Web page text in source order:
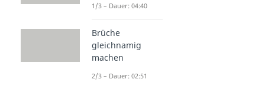
1/3 – Dauer: 04:40
Brüche
gleichnamig
machen
2/3 – Dauer: 02:51